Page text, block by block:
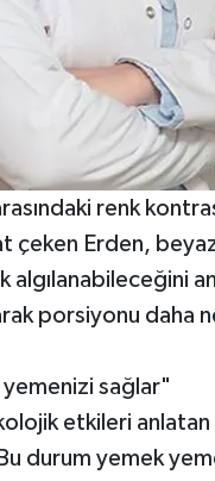
renk
çeken Erden,
algılanabileceğini
porsiyonu daha
sağlar"
etkileri
durum yemek